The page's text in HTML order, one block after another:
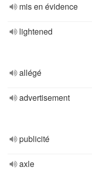
mis en évidence
lightened
allégé
advertisement
publicité
axle